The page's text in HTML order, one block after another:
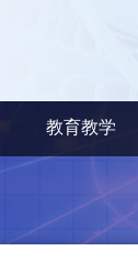
教育教学